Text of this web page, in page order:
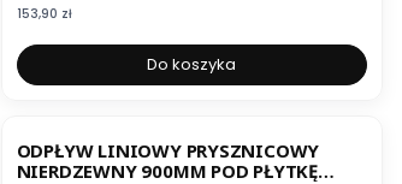
Cena
153,90 zł
Do koszyka
ODPŁYW LINIOWY PRYSZNICOWY
NIERDZEWNY 900MM POD PŁYTKĘ